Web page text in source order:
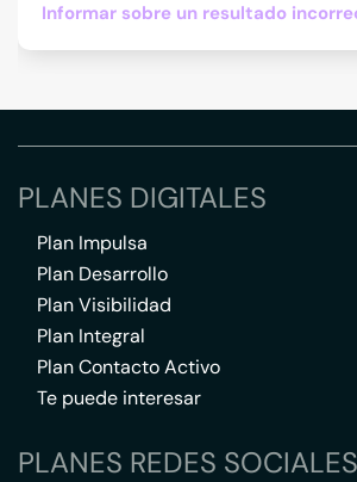
Informar sobre un resultado
PLANES DIGITALES
Plan Impulsa
Plan Desarrollo
Plan Visibilidad
Plan Integral
Plan Contacto Activo
Te puede interesar
PLANES REDES SOCIALES